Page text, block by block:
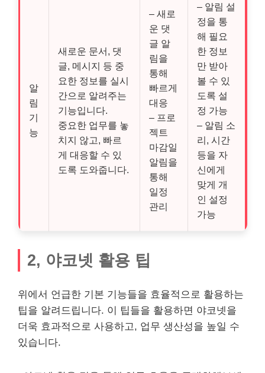
알
림
기
능
새로운 문서, 댓
글, 메시지 등 중
요한 정보를 실시
간으로 알려주는
기능입니다.
중요한 업무를 놓
치지 않고, 빠르
게 대응할 수 있
도록 도와줍니다.
– 새로
운 댓
글 알
림을
통해
빠르게
대응
– 프로
젝트
마감일
알림을
통해
일정
관리
– 알림 설
정을 통
해 필요
한 정보
만 받아
볼 수 있
도록 설
정 가능
– 알림 소
리, 시간
등을 자
신에게
맞게 개
인 설정
가능
2, 야코넷 활용 팁
위에서 언급한 기본 기능들을 효율적으로 활용하는
팁을 알려드립니다. 이 팁들을 활용하면 야코넷을
더욱 효과적으로 사용하고, 업무 생산성을 높일 수
있습니다.